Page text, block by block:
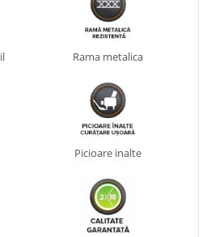
Rama metalica
Picioare inalte